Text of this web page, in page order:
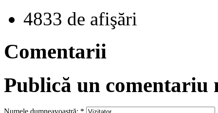
4833 de afişări
Comentarii
Publică un comentariu
Numele dumneavoastră: *